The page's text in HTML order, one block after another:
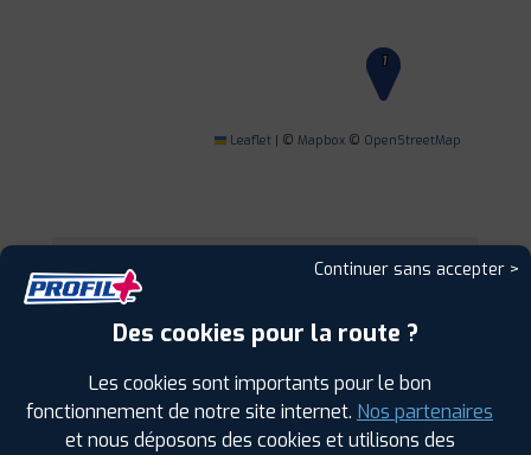
1
Leaflet | © Mapbox © OpenStreetMap
1
BLAGNAC
6 RUE DES ORFEVRES
31700 BLAGNAC
0561304488
HORAIRES | +D'INFOS
Continuer sans accepter >
Des cookies pour la route ?
Les cookies sont importants pour le bon
fonctionnement de notre site internet. Nos partenaires
et nous déposons des cookies et utilisons des